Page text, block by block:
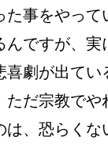
事をやっ
ですが、実
劇が出てい
だ宗教で
、恐らく